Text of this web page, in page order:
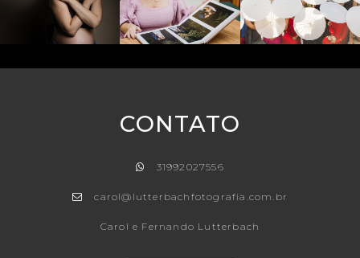
CONTATO
31992027556
carol@lutterbachfotografia.com.br
Carol e Fernando Lutterbach